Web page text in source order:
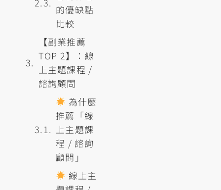
的優缺點
比較
【副業推薦
TOP 2】：線
上主題課程 /
諮詢顧問
為什麼
推薦「線
上主題課
程 / 諮詢
顧問」
線上主